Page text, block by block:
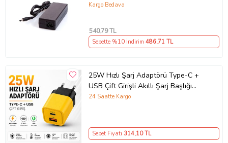
Kargo Bedava
540,79 TL
Sepette %10 İndirim 486,71 TL
25W Hızlı Şarj Adaptörü Type-C +
USB Çift Girişli Akıllı Şarj Başlığı
Kompakt Tasarım
24 Saatte Kargo
Sepet Fiyatı 314,10 TL